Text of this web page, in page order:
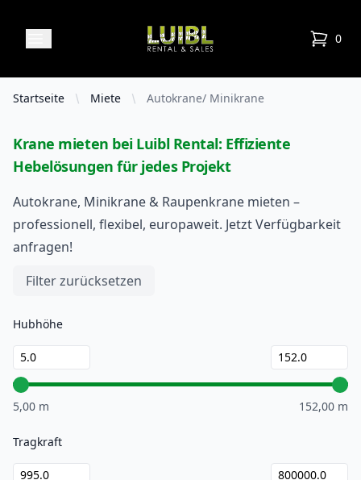
Luibl Rental & Sales 0
items
Startseite Miete Autokrane/ Minikrane
Krane mieten bei Luibl Rental: Effiziente
Hebelösungen für jedes Projekt
Autokrane, Minikrane & Raupenkrane mieten –
professionell, flexibel, europaweit. Jetzt Verfügbarkeit
anfragen!
Filters
Filter zurücksetzen
Hubhöhe
5,00 m 152,00 m
Tragkraft